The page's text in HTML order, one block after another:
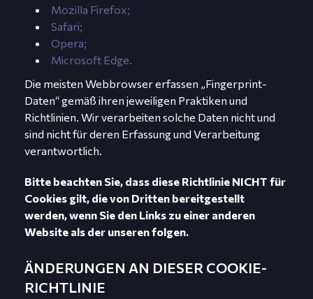
Mozilla Firefox;
Safari;
Opera;
Microsoft Edge.
Die meisten Webbrowser erfassen „Fingerprint-
Daten“ gemäß ihren jeweiligen Praktiken und
Richtlinien. Wir verarbeiten solche Daten nicht und
sind nicht für deren Erfassung und Verarbeitung
verantwortlich.
Bitte beachten Sie, dass diese Richtlinie NICHT für
Cookies gilt, die von Dritten bereitgestellt
werden, wenn Sie den Links zu einer anderen
Website als der unseren folgen.
ÄNDERUNGEN AN DIESER COOKIE-
RICHTLINIE